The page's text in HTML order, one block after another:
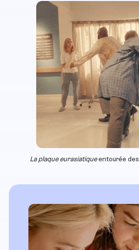
La plaque eurasiatiqueentourée des